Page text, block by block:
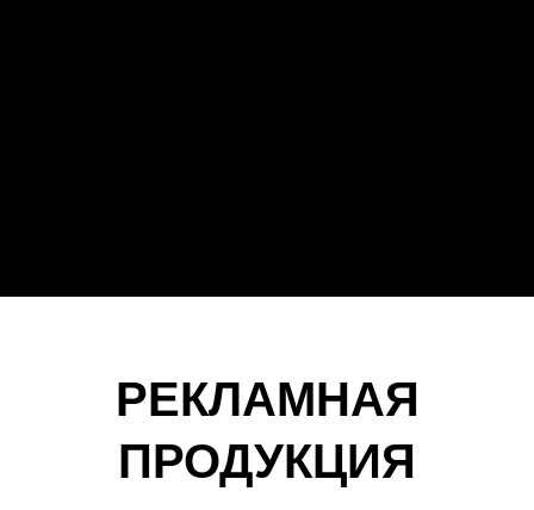
РЕКЛАМНАЯ
ПРОДУКЦИЯ